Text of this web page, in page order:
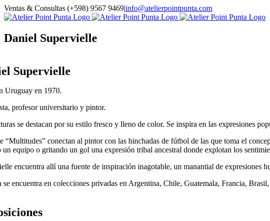
Saltar
al
Ventas & Consultas (+598) 9567 9469|info@atelierpointpunta.com
WhatsApp
Instagram
Daniel Supervielle
Supervielle
Uruguay en 1970.
profesor universitario y pintor.
se destacan por su estilo fresco y lleno de color. Se inspira en las expresiones
“Multitudes” conectan al pintor con las hinchadas de fútbol de las que toma el
un equipo o gritando un gol una expresión tribal ancestral donde explotan los
encuentra allí una fuente de inspiración inagotable, un manantial de expresiones
se encuentra en colecciones privadas en Argentina, Chile, Guatemala, Francia,